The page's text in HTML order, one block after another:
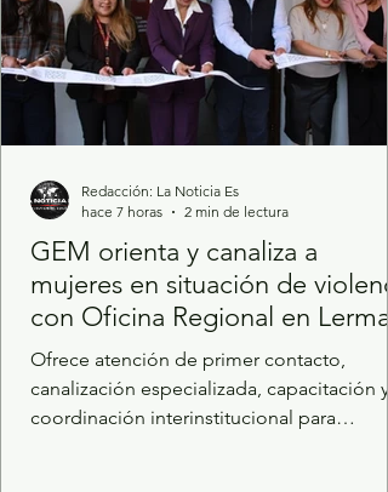
GEM orienta y canaliza a
mujeres en situación de
con Oficina Regional en Lerma
Ofrece atención de primer contacto,
canalización especializada, capacitación y
coordinación interinstitucional para
Redacción: La Noticia Es
hace 7 horas
2 min de lectura